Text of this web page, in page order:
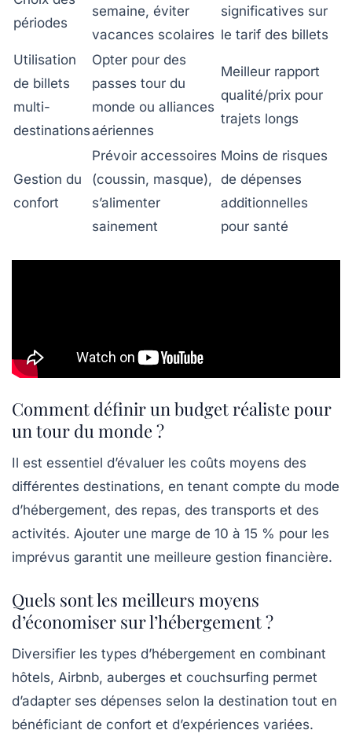
périodes
semaine, éviter
vacances scolaires
significatives sur
le tarif des billets
Utilisation
de billets
multi-
destinations
Opter pour des
passes tour du
monde ou alliances
aériennes
Meilleur rapport
qualité/prix pour
trajets longs
Gestion du
confort
Prévoir accessoires
(coussin, masque),
s’alimenter
sainement
Moins de risques
de dépenses
additionnelles
pour santé
Comment définir un budget réaliste pour
un tour du monde ?
Il est essentiel d’évaluer les coûts moyens des
différentes destinations, en tenant compte du mode
d’hébergement, des repas, des transports et des
activités. Ajouter une marge de 10 à 15 % pour les
imprévus garantit une meilleure gestion financière.
Quels sont les meilleurs moyens
d’économiser sur l’hébergement ?
Diversifier les types d’hébergement en combinant
hôtels, Airbnb, auberges et couchsurfing permet
d’adapter ses dépenses selon la destination tout en
bénéficiant de confort et d’expériences variées.